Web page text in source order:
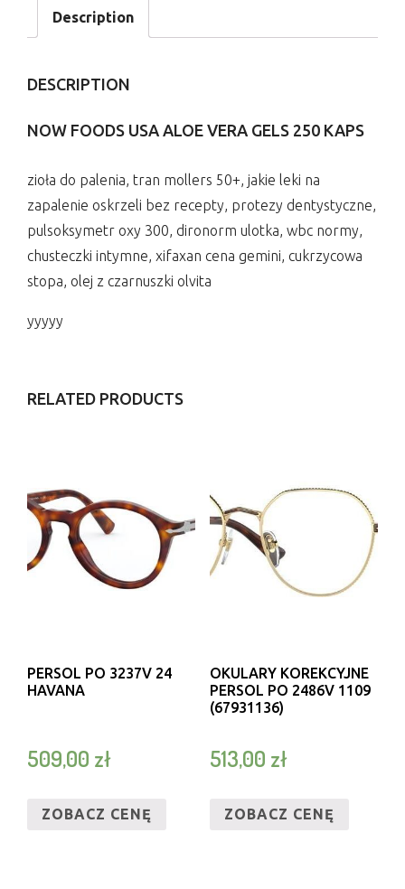
Description
DESCRIPTION
NOW FOODS USA ALOE VERA GELS 250 KAPS
zioła do palenia, tran mollers 50+, jakie leki na
zapalenie oskrzeli bez recepty, protezy dentystyczne,
pulsoksymetr oxy 300, dironorm ulotka, wbc normy,
chusteczki intymne, xifaxan cena gemini, cukrzycowa
stopa, olej z czarnuszki olvita
yyyyy
RELATED PRODUCTS
PERSOL PO 3237V 24
HAVANA
509,00 zł
ZOBACZ CENĘ
OKULARY KOREKCYJNE
PERSOL PO 2486V 1109
(67931136)
513,00 zł
ZOBACZ CENĘ